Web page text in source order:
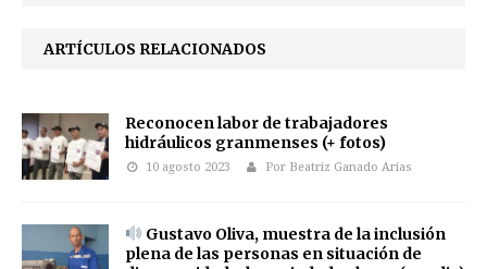
ARTÍCULOS RELACIONADOS
Reconocen labor de trabajadores
hidráulicos granmenses (+ fotos)
10 agosto 2023 Por Beatriz Ganado Arias
Gustavo Oliva, muestra de la inclusión
plena de las personas en situación de